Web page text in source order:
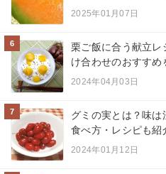
2025年01月07日
6
栗ご飯に合う献立
け合わせのおすすめ
2024年04月03日
7
グミの実とは？味
食べ方・レシピも紹
2024年01月12日